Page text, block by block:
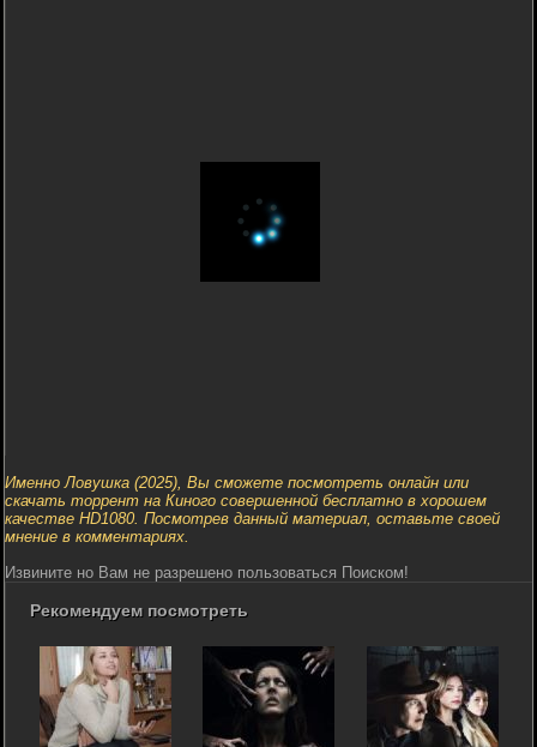
Именно Ловушка (2025), Вы сможете посмотреть онлайн или
скачать торрент на Киного совершенной бесплатно в хорошем
качестве HD1080. Посмотрев данный материал, оставьте своей
мнение в комментариях.
Извините но Вам не разрешено пользоваться Поиском!
Рекомендуем посмотреть